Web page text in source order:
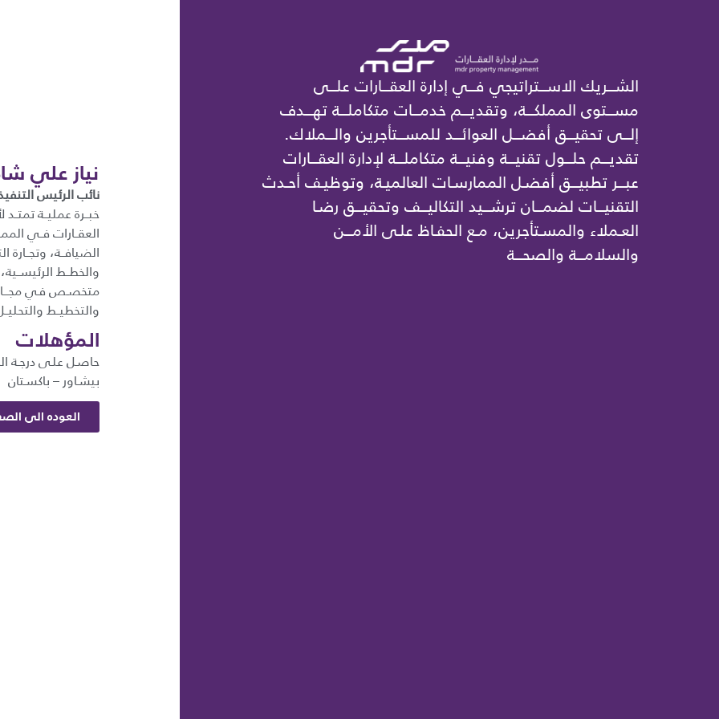
نياز علي
نائب الرئيس
العقــارات فــي
الضيافــة، وتجــارة
والخطــط
متخصـص فـي مجـــال
والتخطيــط
المؤهلات
حاصـل علـى درجـة
بيشـاور – باكسـتان
العوده الى
الشـــريك الاســـتراتيجي فـــي إدارة العقـــارات علـــى
مســـتوى المملكـــة، وتقديـــم خدمـــات متكاملـــة تهـــدف
إلـــى تحقيـــق أفضـــل العوائـــد للمســـتأجرين والـــملاك.
تقديـــم حلـــول تقنيـــة وفنيـــة متكاملـــة لإدارة العقـــارات
عبـــر تطبيـــق أفضـل الممارسـات العالميـة، وتوظيـف أحـدث
التقنيـــات لضمـــان ترشـــيد التكاليـــف وتحقيـــق رضـا
العـملاء والمسـتأجرين، مـع الحفـاظ علـى الأمـــن
والسلامـــة والصحـــة